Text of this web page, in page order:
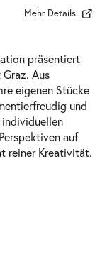
Tickets
Mehr Details
präsentiert
Aus
eigenen Stücke
und
auf
reiner Kreativität.